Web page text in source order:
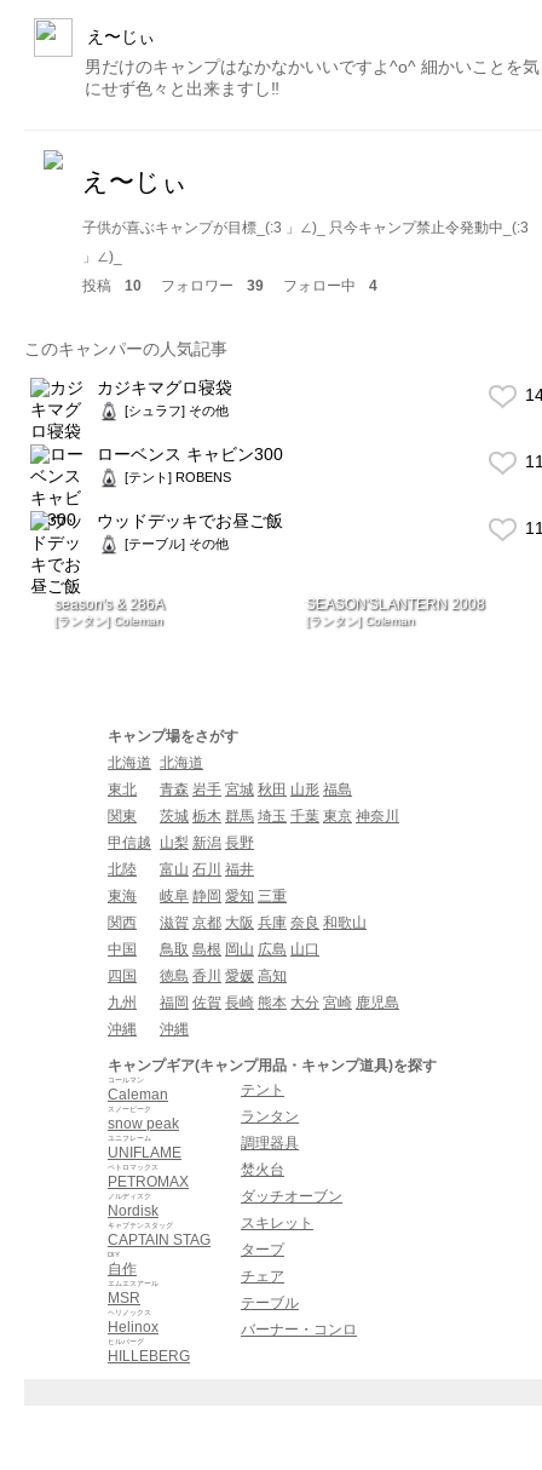
え〜じぃ
男だけのキャンプはなかなかいいですよ^o^ 細かいことを気
にせず色々と出来ますし‼︎
え〜じぃ
子供が喜ぶキャンプが目標_(:3 」∠)_ 只今キャンプ禁止令発動中_(:3
」∠)_
投稿
10 フォロワー 39 フォロー中 4
このキャンパーの人気記事
カジキマグロ寝袋
[シュラフ] その他
ローベンス キャビン300
[テント] ROBENS
ウッドデッキでお昼ご飯
[テーブル] その他
season's & 286A
[ランタン] Coleman
SEASON'SLANTERN 2008
[ランタン] Coleman
キャンプ場をさがす
北海道 北海道
東北
青森 岩手 宮城 秋田 山形 福島
関東
茨城 栃木 群馬 埼玉 千葉 東京 神奈川
甲信越
山梨 新潟 長野
北陸
富山 石川 福井
東海
岐阜 静岡 愛知 三重
関西
滋賀 京都 大阪 兵庫 奈良 和歌山
中国
鳥取 島根 岡山 広島 山口
四国
徳島 香川 愛媛 高知
九州
福岡 佐賀 長崎 熊本 大分 宮崎 鹿児島
沖縄
沖縄
キャンプギア(キャンプ用品・キャンプ道具)を探す
Caleman
コールマン
snow peak
スノーピーク
UNIFLAME
ユニフレーム
PETROMAX
ペトロマックス
Nordisk
ノルディスク
CAPTAIN STAG
キャプテンスタッグ
自作
DIY
MSR
エムエスアール
Helinox
ヘリノックス
HILLEBERG
ヒルバーグ
テント
ランタン
調理器具
焚火台
ダッチオーブン
スキレット
タープ
チェア
テーブル
バーナー・コンロ